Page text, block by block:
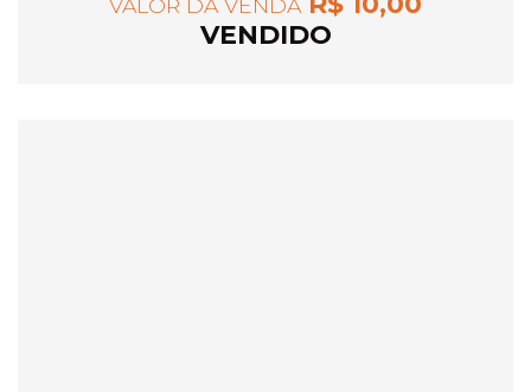
VALOR DA VENDA
VENDIDO